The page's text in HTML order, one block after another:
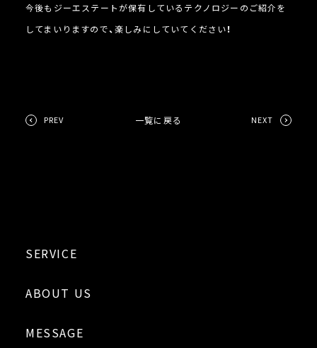
今後もジーエステートが保有しているテクノロジーのご紹介を
してまいりますので、楽しみにしていてください！
PREV 一覧に戻る NEXT
SERVICE
ABOUT US
MESSAGE